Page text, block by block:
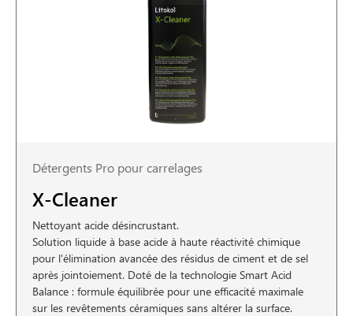
Détergents Pro pour carrelages
X-Cleaner
Nettoyant acide désincrustant.
Solution liquide à base acide à haute réactivité chimique
pour l'élimination avancée des résidus de ciment et de sel
après jointoiement. Doté de la technologie Smart Acid
Balance : formule équilibrée pour une efficacité maximale
sur les revêtements céramiques sans altérer la surface.